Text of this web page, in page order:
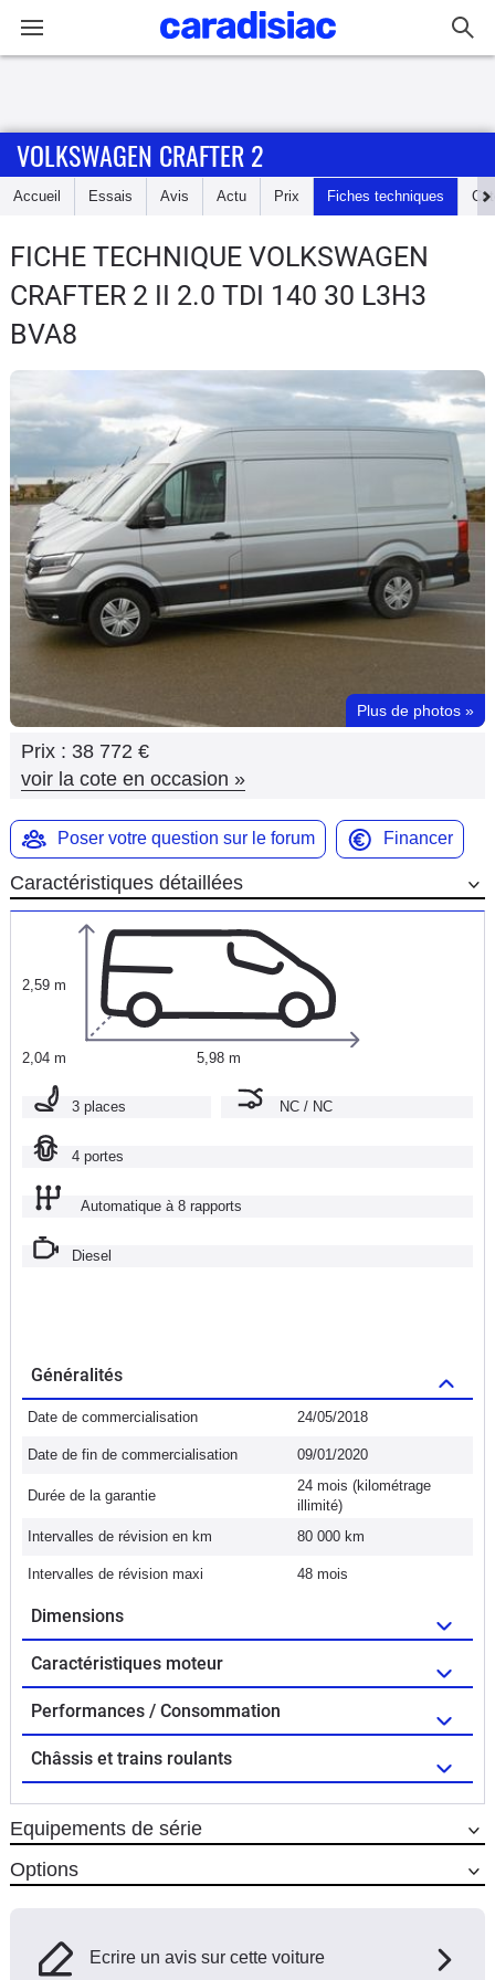
Accueil
Essais
Guide
d'achat
Electriques
Utilitaires
Flottes
Auto
Services
Forum
Moto
Marques
VOLKSWAGEN CRAFTER 2
Accueil Essais Avis Actu Prix Fiches techniques
FICHE TECHNIQUE VOLKSWAGEN
CRAFTER 2 II 2.0 TDI 140 30 L3H3
BVA8
Plus de photos »
Prix : 38 772 €
voir la cote en occasion »
Poser votre question sur le forum Financer
Caractéristiques détaillées
2,59 m
2,04 m 5,98 m
3 places NC / NC
4 portes
Automatique à 8 rapports
Diesel
Généralités
Date de commercialisation 24/05/2018
Date de fin de commercialisation 09/01/2020
Durée de la garantie
24 mois (kilométrage
illimité)
Intervalles de révision en km
80 000 km
Intervalles de révision maxi 48 mois
Dimensions
Caractéristiques moteur
Performances / Consommation
Châssis et trains roulants
Equipements de série
Options
Ecrire un avis sur cette voiture